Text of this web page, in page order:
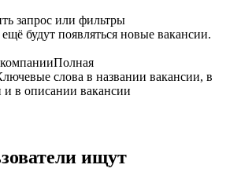
запрос или фильтры
будут появляться новые вакансии.
Полная
слова в названии вакансии, в
в описании вакансии
ищут